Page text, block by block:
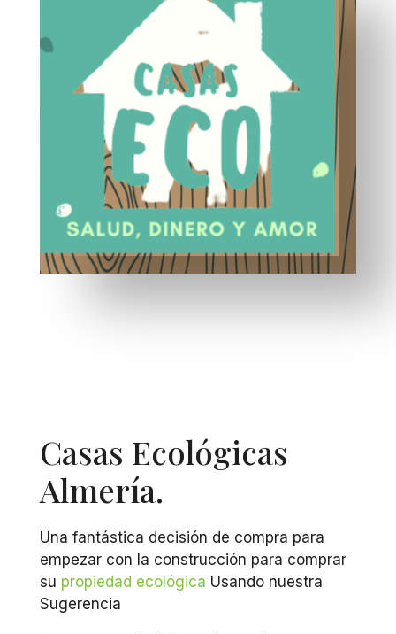
Casas Ecológicas
Almería.
Una fantástica decisión de compra para
empezar con la construcción para comprar
su propiedad ecológica Usando nuestra
Sugerencia